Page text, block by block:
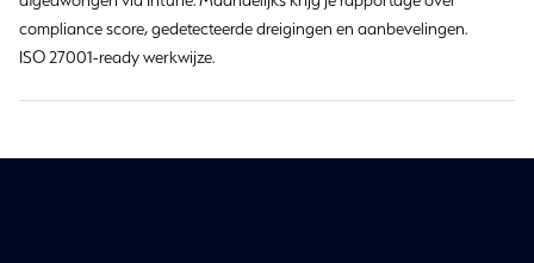
compliance score, gedetecteerde dreigingen en aanbevelingen.
ISO 27001-ready werkwijze.